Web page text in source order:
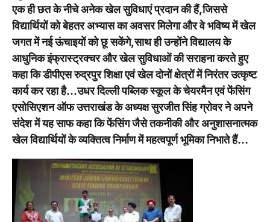
एक ही छत के नीचे अनेक खेल सुविधाएं प्रदान की हैं,जिससे
विद्यार्थियों को बेहतर अभ्यास का अवसर मिलेगा और वे भविष्य में खेल
जगत में नई ऊंचाइयों को छू सकेंगे,साथ ही उन्होंने विद्यालय के
आधुनिक इंफ्रास्ट्रक्चर और खेल सुविधाओं की सराहना करते हुए
कहा कि डीपीएस रुद्रपुर शिक्षा एवं खेल दोनों क्षेत्रों में निरंतर उत्कृष्ट
कार्य कर रहा है…उधर दिल्ली पब्लिक स्कूल के चेयरमैन एवं फेंसिंग
एसोसिएशन ऑफ उत्तराखंड के अध्यक्ष सुरजीत सिंह ग्रोवर ने अपने
संदेश में यह साफ कहा कि फेंसिंग जैसे तकनीकी और अनुशासनात्मक
खेल विद्यार्थियों के व्यक्तित्व निर्माण में महत्वपूर्ण भूमिका निभाते हैं…